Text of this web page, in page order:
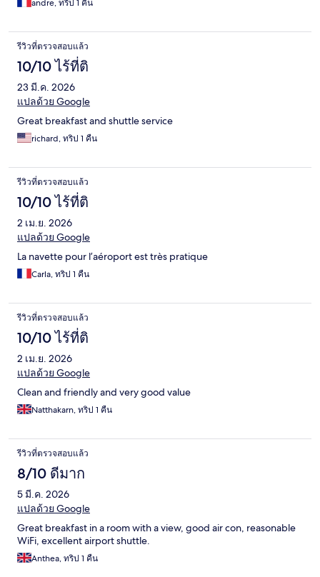
andre, ทริป 1 คืน
รีวิวที่ตรวจสอบแล้ว
10/10 ไร้ที่ติ
23 มี.ค. 2026
แปลด้วย Google
Great breakfast and shuttle service
richard, ทริป 1 คืน
รีวิวที่ตรวจสอบแล้ว
10/10 ไร้ที่ติ
2 เม.ย. 2026
แปลด้วย Google
La navette pour l’aéroport est très pratique
Carla, ทริป 1 คืน
รีวิวที่ตรวจสอบแล้ว
10/10 ไร้ที่ติ
2 เม.ย. 2026
แปลด้วย Google
Clean and friendly and very good value
Natthakarn, ทริป 1 คืน
รีวิวที่ตรวจสอบแล้ว
8/10 ดีมาก
5 มี.ค. 2026
แปลด้วย Google
Great breakfast in a room with a view, good air con, reasonable
WiFi, excellent airport shuttle.
Anthea, ทริป 1 คืน